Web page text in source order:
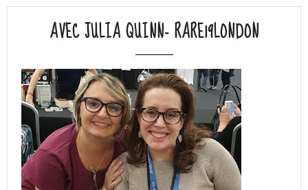
AVEC JULIA QUINN- RARE19LONDON